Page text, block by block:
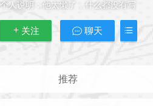
个人说明： 他太懒了，什么都没有写
关注 聊天
推荐